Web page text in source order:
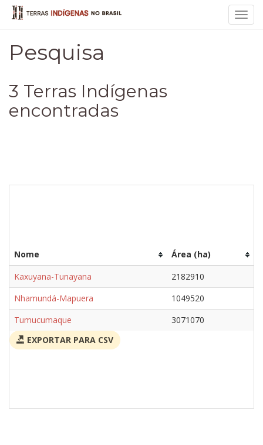
Pesquisa
3 Terras Indígenas
encontradas
Nome
Área (ha)
Kaxuyana-Tunayana
2182910
Nhamundá-Mapuera
1049520
Tumucumaque
3071070
EXPORTAR PARA CSV